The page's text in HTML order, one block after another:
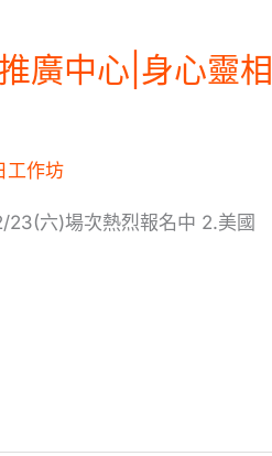
廣中心|身心靈相
工作坊
23(六)場次熱烈報名中 2.美國